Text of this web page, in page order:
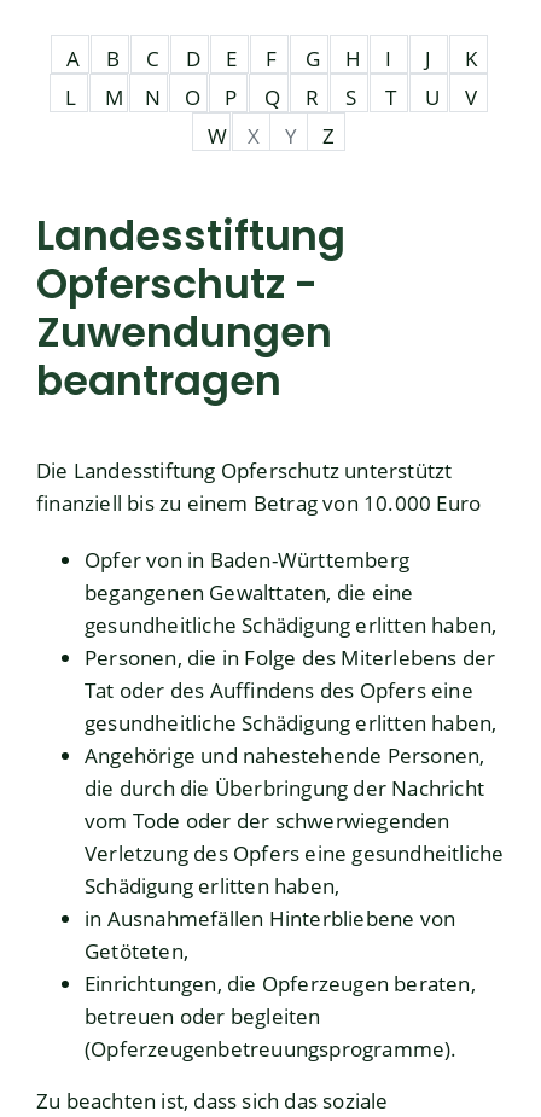
A B C D E F G H I J
K
L
M N O P Q R S T U
V
W
X Y Z
Landesstiftung
Opferschutz -
Zuwendungen
beantragen
Die Landesstiftung Opferschutz unterstützt
finanziell bis zu einem Betrag von 10.000 Euro
Opfer von in Baden-Württemberg
begangenen Gewalttaten, die eine
gesundheitliche Schädigung erlitten haben,
Personen, die in Folge des Miterlebens der
Tat oder des Auffindens des Opfers eine
gesundheitliche Schädigung erlitten haben,
Angehörige und nahestehende Personen,
die durch die Überbringung der Nachricht
vom Tode oder der schwerwiegenden
Verletzung des Opfers eine gesundheitliche
Schädigung erlitten haben,
in Ausnahmefällen Hinterbliebene von
Getöteten,
Einrichtungen, die Opferzeugen beraten,
betreuen oder begleiten
(Opferzeugenbetreuungsprogramme).
Zu beachten ist, dass sich das soziale